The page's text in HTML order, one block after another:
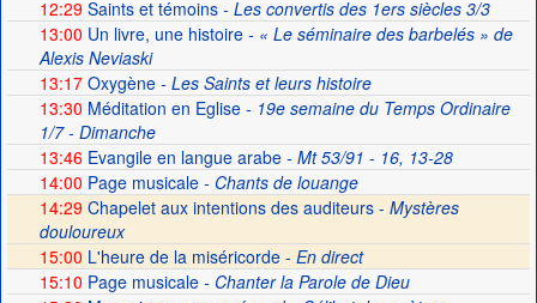
12:29Saints et témoins- Les convertis des 1ers siècles 3/3
13:00 Un livre, une histoire- « Le séminaire des barbelés » de
Alexis Neviaski
13:17Oxygène- Les Saints et leurs histoire
13:30 Méditation en Eglise- 19e semaine du Temps Ordinaire
1/7 - Dimanche
13:46Evangile en langue arabe- Mt 53/91 - 16, 13-28
14:00 Page musicale- Chants de louange
14:29 Chapelet aux intentions des auditeurs - Mystères
douloureux
15:00 L'heure de la miséricorde - En direct
15:10 Page musicale- Chanter la Parole de Dieu